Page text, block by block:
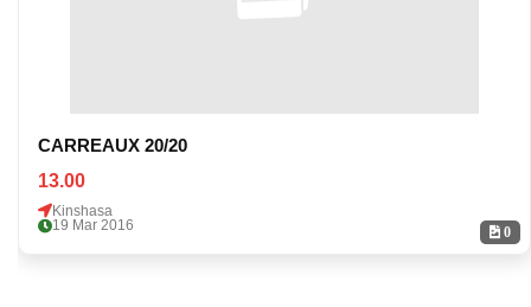
0
CARREAUX 20/20
13.00
Kinshasa
19 Mar 2016